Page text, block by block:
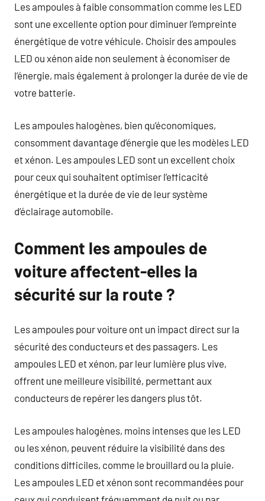
Les ampoules à faible consommation comme les LED
sont une excellente option pour diminuer l’empreinte
énergétique de votre véhicule. Choisir des ampoules
LED ou xénon aide non seulement à économiser de
l’énergie, mais également à prolonger la durée de vie de
votre batterie.
Les ampoules halogènes, bien qu’économiques,
consomment davantage d’énergie que les modèles LED
et xénon. Les ampoules LED sont un excellent choix
pour ceux qui souhaitent optimiser l’efficacité
énergétique et la durée de vie de leur système
d’éclairage automobile.
Comment les ampoules de
voiture affectent-elles la
sécurité sur la route ?
Les ampoules pour voiture ont un impact direct sur la
sécurité des conducteurs et des passagers. Les
ampoules LED et xénon, par leur lumière plus vive,
offrent une meilleure visibilité, permettant aux
conducteurs de repérer les dangers plus tôt.
Les ampoules halogènes, moins intenses que les LED
ou les xénon, peuvent réduire la visibilité dans des
conditions difficiles, comme le brouillard ou la pluie.
Les ampoules LED et xénon sont recommandées pour